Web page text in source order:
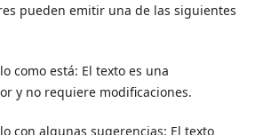
pueden emitir una de las siguientes
como está: El texto es una
y no requiere modificaciones.
con algunas sugerencias: El texto